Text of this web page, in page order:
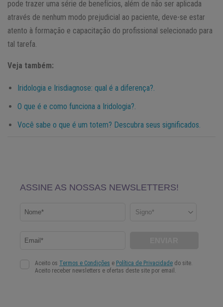
pode trazer uma série de benefícios, além de não ser aplicada
através de nenhum modo prejudicial ao paciente, deve-se estar
atento à formação e capacitação do profissional selecionado para
tal tarefa.
Veja também:
Iridologia e Irisdiagnose: qual é a diferença?.
O que é e como funciona a Iridologia?.
Você sabe o que é um totem? Descubra seus significados.